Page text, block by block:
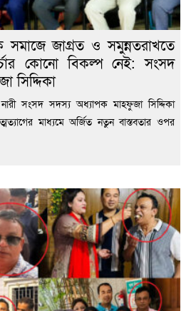
সমাজে জাগ্রত ও সমুন্নতরাখতে
কোনো বিকল্প নেই: সংসদ
সিদ্দিকা
সংসদ সদস্য অধ্যাপক মাহফুজা সিদ্দিকা
মাধ্যমে অর্জিত নতুন বাস্তবতার ওপর